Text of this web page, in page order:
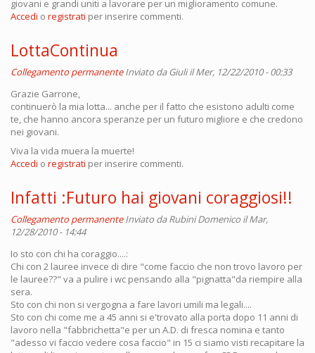
giovani e grandi uniti a lavorare per un miglioramento comune.
Accedi o registrati per inserire commenti.
LottaContinua
Collegamento permanente Inviato daGiuliil Mer, 12/22/2010 - 00:33
Grazie Garrone,
continuerò la mia lotta... anche per il fatto che esistono adulti come
te, che hanno ancora speranze per un futuro migliore e che credono
nei giovani.
Viva la vida muera la muerte!
Accedi o registrati per inserire commenti.
Infatti :Futuro hai giovani coraggiosi!!
Collegamento permanente Inviato daRubini Domenico il Mar,
12/28/2010 - 14:44
Io sto con chi ha coraggio....:
Chi con 2 lauree invece di dire "come faccio che non trovo lavoro per
le lauree??" va a pulire i wc pensando alla "pignatta"da riempire alla
sera.
Sto con chi non si vergogna a fare lavori umili ma legali....
Sto con chi come me a 45 anni si e'trovato alla porta dopo 11 anni di
lavoro nella "fabbrichetta"e per un A.D. di fresca nomina e tanto
"adesso vi faccio vedere cosa faccio" in 15 ci siamo visti recapitare la